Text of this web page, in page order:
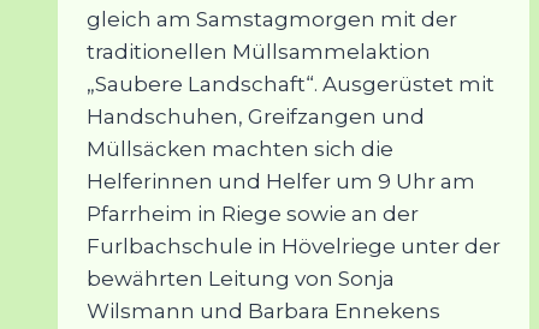
gleich am Samstagmorgen mit der
traditionellen Müllsammelaktion
„Saubere Landschaft“. Ausgerüstet mit
Handschuhen, Greifzangen und
Müllsäcken machten sich die
Helferinnen und Helfer um 9 Uhr am
Pfarrheim in Riege sowie an der
Furlbachschule in Hövelriege unter der
bewährten Leitung von Sonja
Wilsmann und Barbara Ennekens